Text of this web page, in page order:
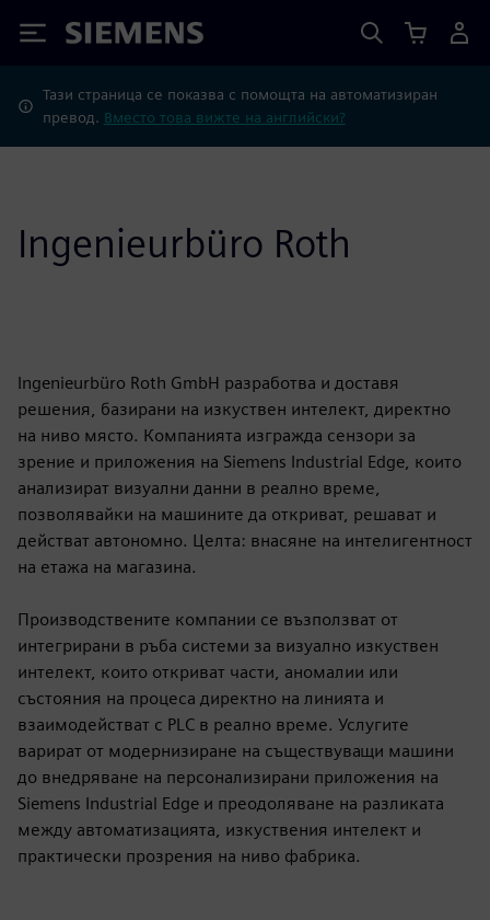
Siemens
Тази страница се показва с помощта на автоматизиран
превод. Вместо това вижте на английски?
Ingenieurbüro Roth
Ingenieurbüro Roth GmbH разработва и доставя
решения, базирани на изкуствен интелект, директно
на ниво място. Компанията изгражда сензори за
зрение и приложения на Siemens Industrial Edge, които
анализират визуални данни в реално време,
позволявайки на машините да откриват, решават и
действат автономно. Целта: внасяне на интелигентност
на етажа на магазина.
Производствените компании се възползват от
интегрирани в ръба системи за визуално изкуствен
интелект, които откриват части, аномалии или
състояния на процеса директно на линията и
взаимодействат с PLC в реално време. Услугите
варират от модернизиране на съществуващи машини
до внедряване на персонализирани приложения на
Siemens Industrial Edge и преодоляване на разликата
между автоматизацията, изкуствения интелект и
практически прозрения на ниво фабрика.